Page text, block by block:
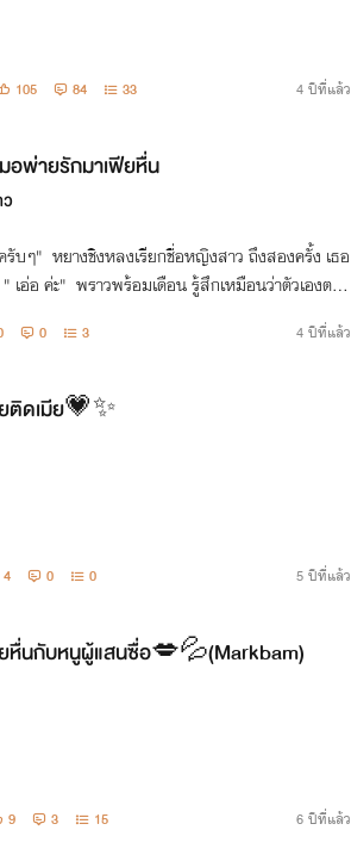
105 84 33 4 ปีที่แล้ว
พ่ายรักมาเฟียหื่น
าว​ ถึงสองครั้ง​ เธอ
0 3 4 ปีที่แล้ว
ติดเมีย💗✨
4 0 0 5 ปีที่แล้ว
หื่นกับหนูผู้แสนซื่อ💋💦(Markbam)
9 3 15 6 ปีที่แล้ว